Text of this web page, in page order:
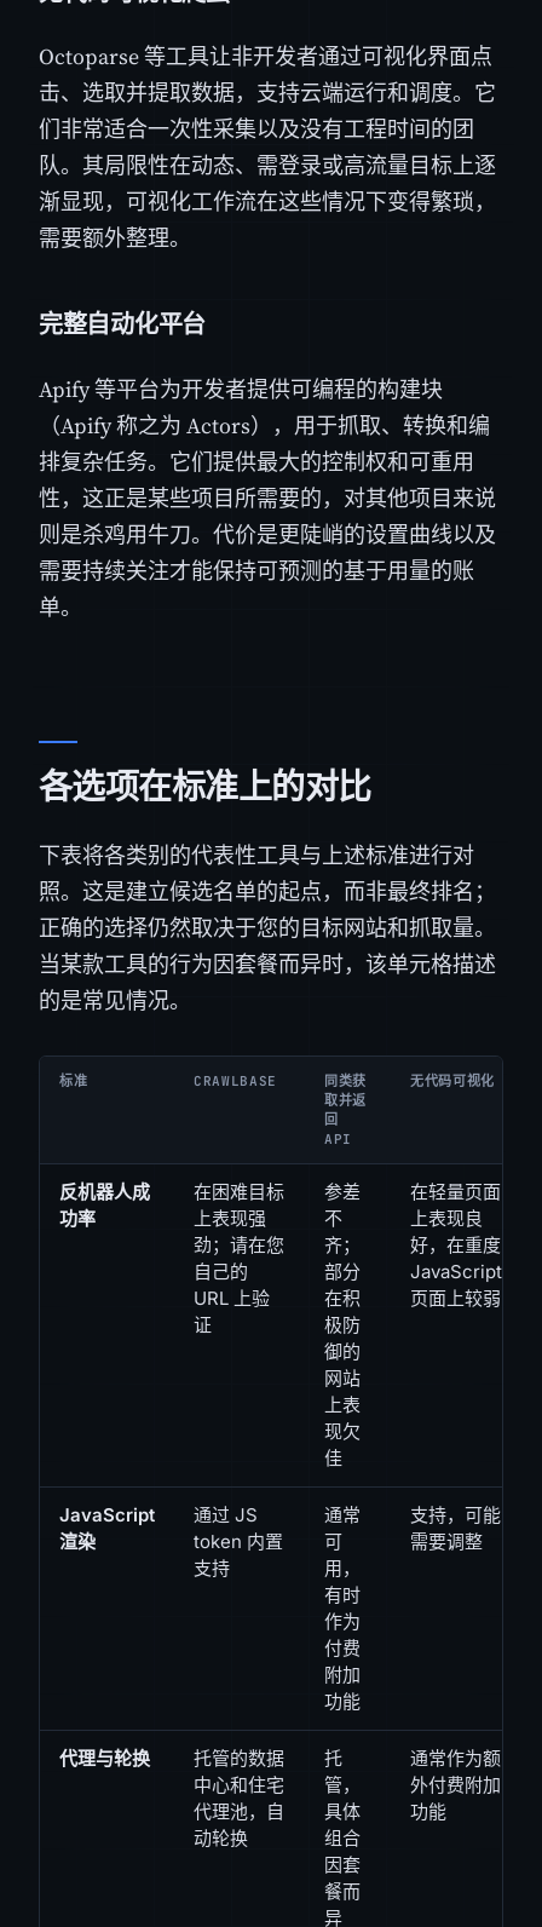
Octoparse 等工具让非开发者通过可视化界面点
击、选取并提取数据，支持云端运行和调度。它
们非常适合一次性采集以及没有工程时间的团
队。其局限性在动态、需登录或高流量目标上逐
渐显现，可视化工作流在这些情况下变得繁琐，
需要额外整理。
完整自动化平台
Apify 等平台为开发者提供可编程的构建块
（Apify 称之为 Actors），用于抓取、转换和编
排复杂任务。它们提供最大的控制权和可重用
性，这正是某些项目所需要的，对其他项目来说
则是杀鸡用牛刀。代价是更陡峭的设置曲线以及
需要持续关注才能保持可预测的基于用量的账
单。
各选项在标准上的对比
下表将各类别的代表性工具与上述标准进行对
照。这是建立候选名单的起点，而非最终排名；
正确的选择仍然取决于您的目标网站和抓取量。
当某款工具的行为因套餐而异时，该单元格描述
的是常见情况。
标准 CRAWLBASE
同类获
取并返
回
API
无代码可视化
反机器人成
功率
在困难目标
上表现强
劲；请在您
自己的
URL 上验
证
参差
不
齐；
部分
在积
极防
御的
网站
上表
现欠
佳
在轻量页面
上表现良
好，在重度
JavaScript
页面上较弱
JavaScript
渲染
通过 JS
token 内置
支持
通常
可
用，
有时
作为
付费
附加
功能
支持，可能
需要调整
代理与轮换
托管的数据
中心和住宅
代理池，自
动轮换
托
管，
具体
组合
因套
餐而
异
通常作为额
外付费附加
功能